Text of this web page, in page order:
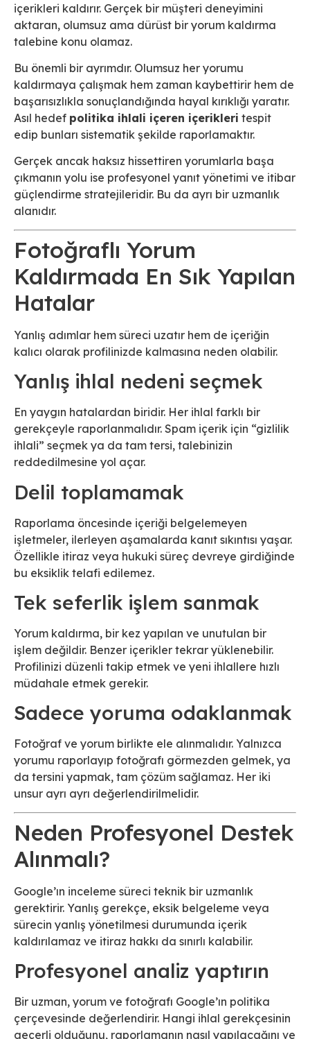
içerikleri kaldırır. Gerçek bir müşteri deneyimini
aktaran, olumsuz ama dürüst bir yorum kaldırma
talebine konu olamaz.
Bu önemli bir ayrımdır. Olumsuz her yorumu
kaldırmaya çalışmak hem zaman kaybettirir hem de
başarısızlıkla sonuçlandığında hayal kırıklığı yaratır.
Asıl hedef politika ihlali içeren içerikleri tespit
edip bunları sistematik şekilde raporlamaktır.
Gerçek ancak haksız hissettiren yorumlarla başa
çıkmanın yolu ise profesyonel yanıt yönetimi ve itibar
güçlendirme stratejileridir. Bu da ayrı bir uzmanlık
alanıdır.
Fotoğraflı Yorum
Kaldırmada En Sık Yapılan
Hatalar
Yanlış adımlar hem süreci uzatır hem de içeriğin
kalıcı olarak profilinizde kalmasına neden olabilir.
Yanlış ihlal nedeni seçmek
En yaygın hatalardan biridir. Her ihlal farklı bir
gerekçeyle raporlanmalıdır. Spam içerik için “gizlilik
ihlali” seçmek ya da tam tersi, talebinizin
reddedilmesine yol açar.
Delil toplamamak
Raporlama öncesinde içeriği belgelemeyen
işletmeler, ilerleyen aşamalarda kanıt sıkıntısı yaşar.
Özellikle itiraz veya hukuki süreç devreye girdiğinde
bu eksiklik telafi edilemez.
Tek seferlik işlem sanmak
Yorum kaldırma, bir kez yapılan ve unutulan bir
işlem değildir. Benzer içerikler tekrar yüklenebilir.
Profilinizi düzenli takip etmek ve yeni ihlallere hızlı
müdahale etmek gerekir.
Sadece yoruma odaklanmak
Fotoğraf ve yorum birlikte ele alınmalıdır. Yalnızca
yorumu raporlayıp fotoğrafı görmezden gelmek, ya
da tersini yapmak, tam çözüm sağlamaz. Her iki
unsur ayrı ayrı değerlendirilmelidir.
Neden Profesyonel Destek
Alınmalı?
Google’ın inceleme süreci teknik bir uzmanlık
gerektirir. Yanlış gerekçe, eksik belgeleme veya
sürecin yanlış yönetilmesi durumunda içerik
kaldırılamaz ve itiraz hakkı da sınırlı kalabilir.
Profesyonel analiz yaptırın
Bir uzman, yorum ve fotoğrafı Google’ın politika
çerçevesinde değerlendirir. Hangi ihlal gerekçesinin
geçerli olduğunu, raporlamanın nasıl yapılacağını ve